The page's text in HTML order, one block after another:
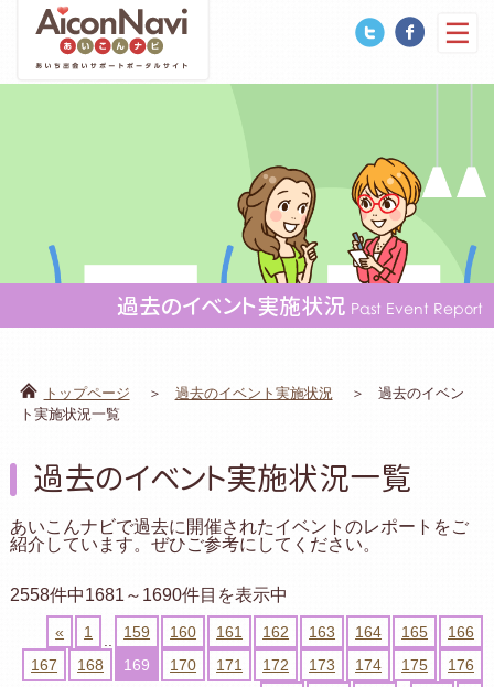
過去のイベント実施状況 Past Event Report
トップページ 過去のイベント実施状況
過去のイベン
ト実施状況一覧
過去のイベント実施状況一覧
あいこんナビで過去に開催されたイベントのレポートをご
紹介しています。ぜひご参考にしてください。
2558件中1681～1690件目を表示中
« 1 159 160 161 162 163 164 165
166
167
168 169 170 171 172 173 174 175
176